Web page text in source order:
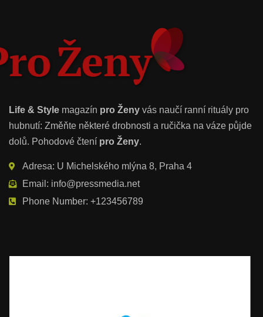
Life & Style magazín pro Ženy vás naučí ranní rituály pro
hubnutí: Změňte některé drobnosti a ručička na váze půjde
dolů. Pohodové čtení pro Ženy.
Adresa: U Michelského mlýna 8, Praha 4
Email: info@pressmedia.net
Phone Number: +123456789